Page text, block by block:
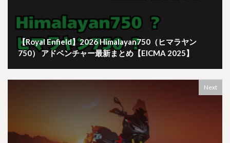
【Royal Enfield】2026 Himalayan750（ヒマラヤン
750） アドベンチャー最新まとめ【EICMA 2025】
Next